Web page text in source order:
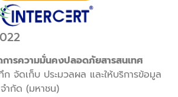
การความมั่นคงปลอดภัยสารสนเทศ
จัดเก็บ ประมวลผล และให้บริการข้อมูล
ำกัด (มหาชน)